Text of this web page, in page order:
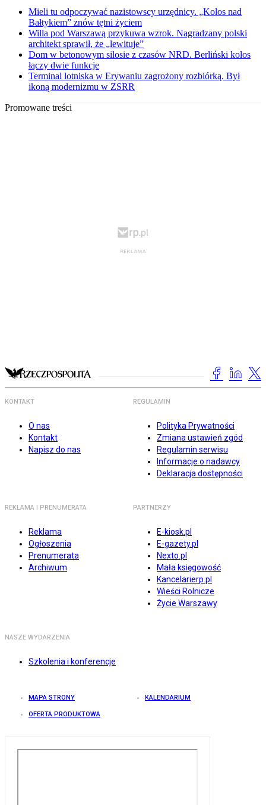
Mieli tu odpoczywać nazistowscy urzędnicy. „Kolos nad
Bałtykiem” znów tętni życiem
Willa pod Warszawą przykuwa wzrok. Nagradzany polski
architekt sprawił, że „lewituje”
Dom w betonowym silosie z czasów NRD. Berliński kolos
łączy dwie funkcje
Terminal lotniska w Erywaniu zagrożony rozbiórką. Był
ikoną modernizmu w ZSRR
Promowane treści
KONTAKT
O nas
Kontakt
Napisz do nas
REGULAMIN
Polityka Prywatności
Zmiana ustawień zgód
Regulamin serwisu
Informacje o nadawcy
Deklaracja dostępności
REKLAMA I PRENUMERATA
Reklama
Ogłoszenia
Prenumerata
Archiwum
PARTNERZY
E-kiosk.pl
E-gazety.pl
Nexto.pl
Mała księgowość
Kancelarierp.pl
Wieści Rolnicze
Życie Warszawy
NASZE WYDARZENIA
Szkolenia i konferencje
MAPA STRONY KALENDARIUM
OFERTA PRODUKTOWA